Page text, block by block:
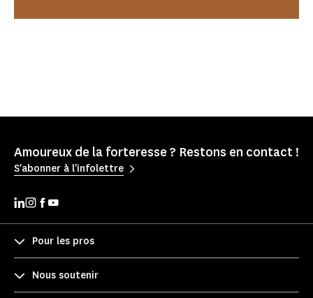
Amoureux de la forteresse ? Restons en contact !
S'abonner à l'infolettre
Pour les pros
Nous soutenir